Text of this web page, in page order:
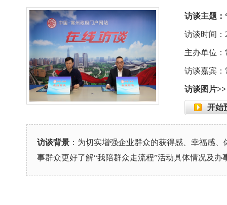
访谈主题：
访谈时间：
主办单位
访谈嘉宾
访谈图片>>
开始
访谈背景 ：为切实增强企业群众的获得感、幸福感
事群众更好了解“我陪群众走流程”活动具体情况及